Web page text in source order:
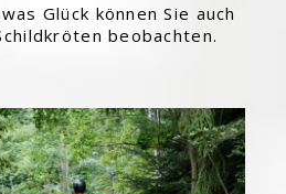
Glück können Sie auch
beobachten.